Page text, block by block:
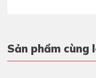
Sản phẩm cùng